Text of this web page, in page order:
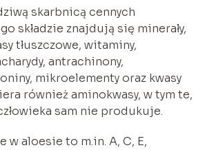
skarbnicą cennych
składzie znajdują się minerały,
tłuszczowe, witaminy,
antrachinony,
mikroelementy oraz kwasy
również aminokwasy, w tym te,
sam nie produkuje.
w aloesie to m.in. A, C, E,